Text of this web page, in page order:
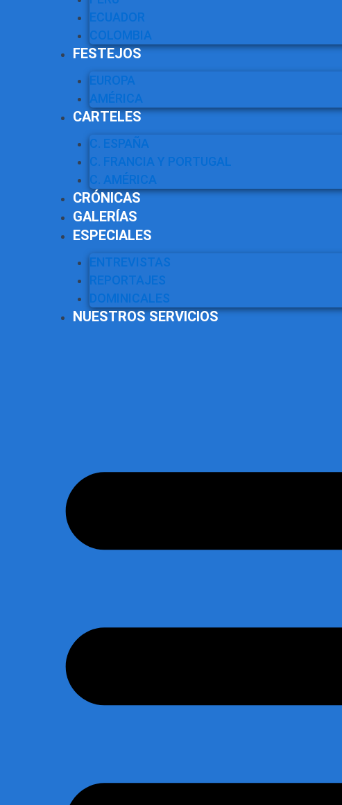
ECUADOR
COLOMBIA
FESTEJOS
EUROPA
AMÉRICA
CARTELES
C. ESPAÑA
C. FRANCIA Y PORTUGAL
C. AMÉRICA
CRÓNICAS
GALERÍAS
ESPECIALES
ENTREVISTAS
REPORTAJES
DOMINICALES
NUESTROS SERVICIOS